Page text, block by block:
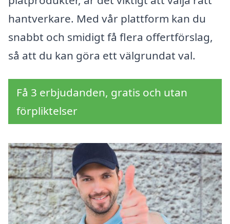
hantverkare. Med vår plattform kan du
snabbt och smidigt få flera offertförslag,
så att du kan göra ett välgrundat val.
Få 3 erbjudanden, gratis och utan
förpliktelser